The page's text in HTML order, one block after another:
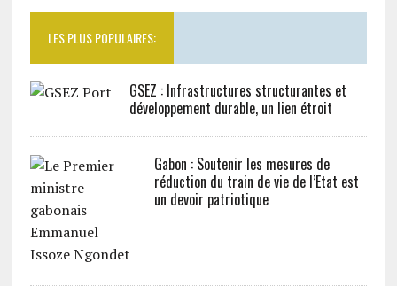
LES PLUS POPULAIRES:
GSEZ : Infrastructures structurantes et
développement durable, un lien étroit
Gabon : Soutenir les mesures de
réduction du train de vie de l’Etat est
un devoir patriotique